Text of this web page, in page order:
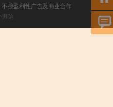
接盈利性广告及商业合作
男孩